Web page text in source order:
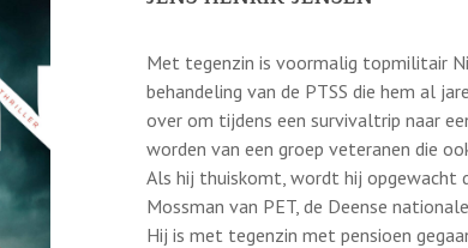
Met tegenzin is voormalig topmilitair
behandeling van de PTSS die hem al
over om tijdens een survivaltrip naar
worden van een groep veteranen die
Als hij thuiskomt, wordt hij opgewacht
Mossman van PET, de Deense
Hij is met tegenzin met pensioen